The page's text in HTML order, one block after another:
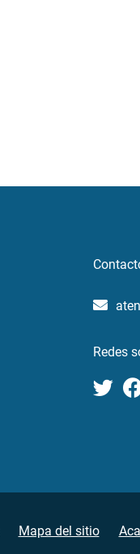
Redes
Mapa del sitio